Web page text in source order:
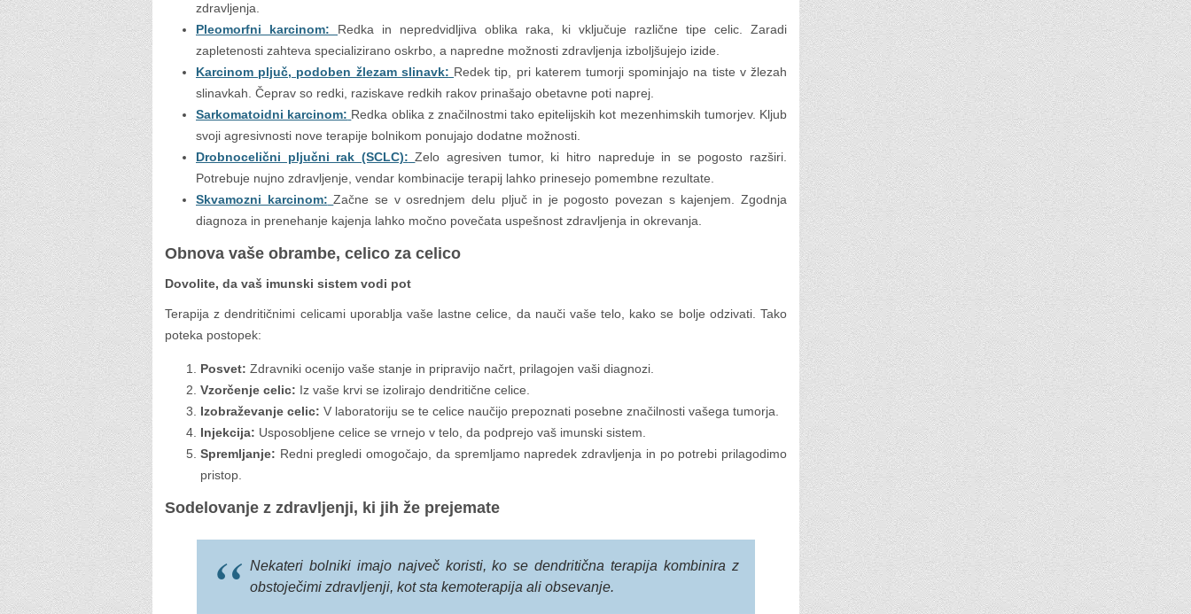
zdravljenja.
Pleomorfni karcinom:
Redka in nepredvidljiva oblika raka, ki vključuje različne tipe celic. Zaradi
zapletenosti zahteva specializirano oskrbo, a napredne možnosti zdravljenja izboljšujejo izide.
Karcinom pljuč, podoben žlezam slinavk: Redek tip, pri katerem tumorji spominjajo na tiste v žlezah
slinavkah. Čeprav so redki, raziskave redkih rakov prinašajo obetavne poti naprej.
Sarkomatoidni karcinom: Redka oblika z značilnostmi tako epitelijskih kot mezenhimskih tumorjev. Kljub
svoji agresivnosti nove terapije bolnikom ponujajo dodatne možnosti.
Drobnocelični pljučni rak (SCLC): Zelo agresiven tumor, ki hitro napreduje in se pogosto razširi.
Potrebuje nujno zdravljenje, vendar kombinacije terapij lahko prinesejo pomembne rezultate.
Skvamozni karcinom: Začne se v osrednjem delu pljuč in je pogosto povezan s kajenjem. Zgodnja
diagnoza in prenehanje kajenja lahko močno povečata uspešnost zdravljenja in okrevanja.
Obnova vaše obrambe, celico za celico
Dovolite, da vaš imunski sistem vodi pot
Terapija z dendritičnimi celicami uporablja vaše lastne celice, da nauči vaše telo, kako se bolje odzivati. Tako
poteka postopek:
Posvet: Zdravniki ocenijo vaše stanje in pripravijo načrt, prilagojen vaši diagnozi.
Vzorčenje celic: Iz vaše krvi se izolirajo dendritične celice.
Izobraževanje celic: V laboratoriju se te celice naučijo prepoznati posebne značilnosti vašega tumorja.
Injekcija: Usposobljene celice se vrnejo v telo, da podprejo vaš imunski sistem.
Spremljanje: Redni pregledi omogočajo, da spremljamo napredek zdravljenja in po potrebi prilagodimo
pristop.
Sodelovanje z zdravljenji, ki jih že prejemate
Nekateri bolniki imajo največ koristi, ko se dendritična terapija kombinira z
obstoječimi zdravljenji, kot sta kemoterapija ali obsevanje.